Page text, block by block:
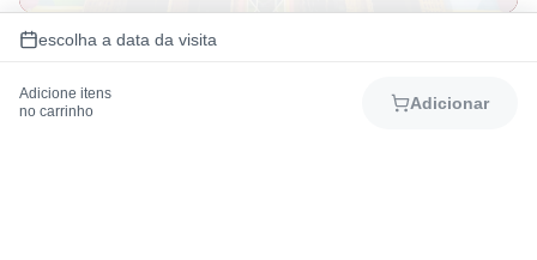
escolha a data da visita
Adicione itens
no carrinho
Adicionar